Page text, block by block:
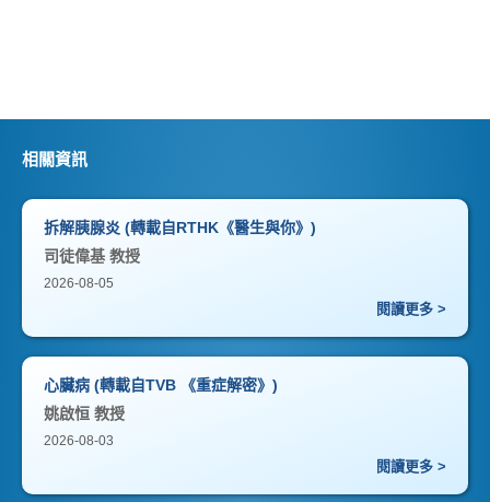
相關資訊
拆解胰腺炎 (轉載自RTHK《醫生與你》)
司徒偉基 教授
2026-08-05
閱讀更多 >
心臟病 (轉載自TVB 《重症解密》)
姚啟恒 教授
2026-08-03
閱讀更多 >